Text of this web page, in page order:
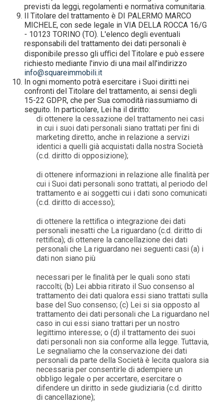
previsti da leggi, regolamenti e normativa comunitaria.
Il Titolare del trattamento è DI PALERMO MARCO
MICHELE, con sede legale in VIA DELLA ROCCA 16/G
- 10123 TORINO (TO). L'elenco degli eventuali
responsabili del trattamento dei dati personali è
disponibile presso gli uﬃci del Titolare e può essere
richiesto mediante l'invio di una mail all'indirizzo
info@squareimmobili.it
In ogni momento potrà esercitare i Suoi diritti nei
confronti del Titolare del trattamento, ai sensi degli
15-22 GDPR, che per Sua comodità riassumiamo di
seguito. In particolare, Lei ha il diritto:
di ottenere la cessazione del trattamento nei casi
in cui i suoi dati personali siano trattati per ﬁni di
marketing diretto, anche in relazione a servizi
identici a quelli già acquistati dalla nostra Società
(c.d. diritto di opposizione);
di ottenere informazioni in relazione alle ﬁnalità per
cui i Suoi dati personali sono trattati, al periodo del
trattamento e ai soggetti cui i dati sono comunicati
(c.d. diritto di accesso);
di ottenere la rettiﬁca o integrazione dei dati
personali inesatti che La riguardano (c.d. diritto di
rettiﬁca); di ottenere la cancellazione dei dati
personali che La riguardano nei seguenti casi (a) i
dati non siano più
necessari per le ﬁnalità per le quali sono stati
raccolti; (b) Lei abbia ritirato il Suo consenso al
trattamento dei dati qualora essi siano trattati sulla
base del Suo consenso; (c) Lei si sia opposto al
trattamento dei dati personali che La riguardano nel
caso in cui essi siano trattari per un nostro
legittimo interesse; o (d) il trattamento dei suoi
dati personali non sia conforme alla legge. Tuttavia,
Le segnaliamo che la conservazione dei dati
personali da parte della Società è lecita qualora sia
necessaria per consentirle di adempiere un
obbligo legale o per accertare, esercitare o
difendere un diritto in sede giudiziaria (c.d. diritto
di cancellazione);